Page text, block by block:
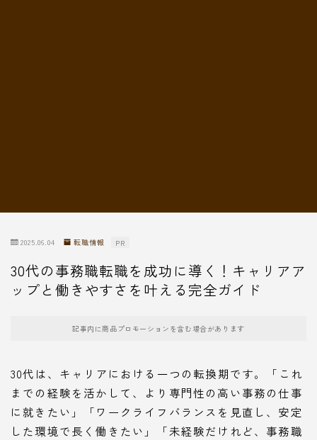
2025.06.04 転職情報 PR
30代の事務職転職を成功に導く！キャリアア
ップと働きやすさを叶える完全ガイド
記事内に商品プロモーションを含む場合があります
30代は、キャリアにおける一つの転換期です。「これ
までの経験を活かして、より専門性の高い事務の仕事
に就きたい」「ワークライフバランスを見直し、安定
した環境で長く働きたい」「未経験だけれど、事務職